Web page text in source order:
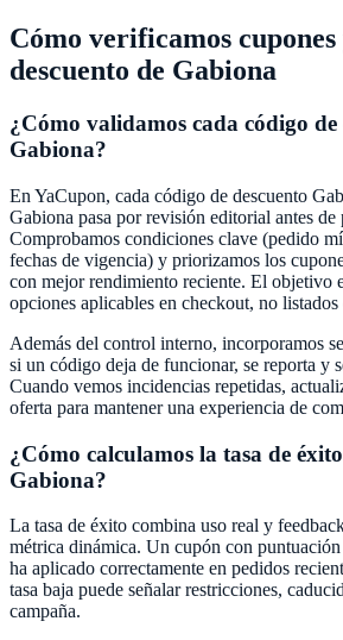
Cómo verificamos cupones
descuento de Gabiona
¿Cómo validamos cada código de
Gabiona?
En YaCupon, cada código de descuento
Gabiona pasa por revisión editorial antes de
Comprobamos condiciones clave (pedido
fechas de vigencia) y priorizamos los
con mejor rendimiento reciente. El objetivo
opciones aplicables en checkout, no listados
Además del control interno, incorporamos
si un código deja de funcionar, se reporta y
Cuando vemos incidencias repetidas,
oferta para mantener una experiencia de
¿Cómo calculamos la tasa de
Gabiona?
La tasa de éxito combina uso real y
métrica dinámica. Un cupón con
ha aplicado correctamente en pedidos
tasa baja puede señalar restricciones,
campaña.